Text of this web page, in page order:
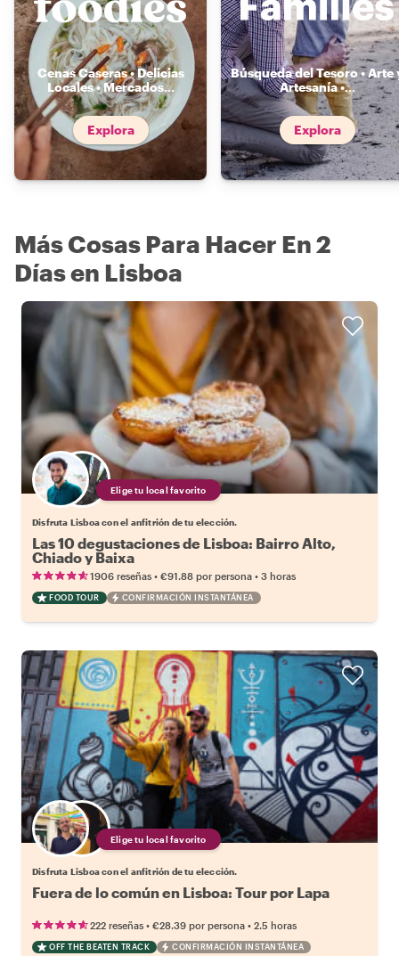
Cenas Caseras • Delicias
Locales • Mercados...
Explora
Búsqueda del Tesoro • Arte
Artesanía •...
Explora
Más Cosas Para Hacer En 2
Días en Lisboa
Elige tu local favorito
Disfruta Lisboa con el anfitrión de tu elección.
Las 10 degustaciones de Lisboa: Bairro Alto,
Chiado y Baixa
1906 reseñas • €91.88 por persona • 3 horas
FOOD TOUR CONFIRMACIÓN INSTANTÁNEA
Elige tu local favorito
Disfruta Lisboa con el anfitrión de tu elección.
Fuera de lo común en Lisboa: Tour por Lapa
222 reseñas • €28.39 por persona • 2.5 horas
OFF THE BEATEN TRACK CONFIRMACIÓN INSTANTÁNEA